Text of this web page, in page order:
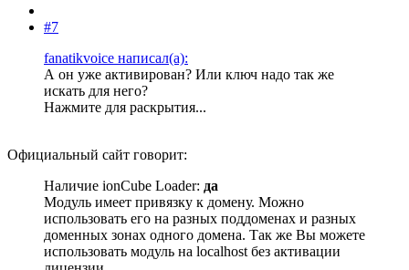
#7
fanatikvoice написал(а):
А он уже активирован? Или ключ надо так же
искать для него?
Нажмите для раскрытия...
Официальный сайт говорит:
Наличие ionCube Loader: да
Модуль имеет привязку к домену. Можно
использовать его на разных поддоменах и разных
доменных зонах одного домена. Так же Вы можете
использовать модуль на localhost без активации